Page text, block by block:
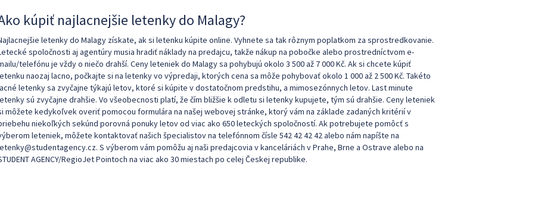
kúpiť najlacnejšie letenky do Malagy?
letenky do Malagy získate, ak si letenku kúpite online. Vyhnete sa tak rôznym poplatkom za sprostredkovanie.
spoločnosti aj agentúry musia hradiť náklady na predajcu, takže nákup na pobočke alebo prostredníctvom e-
telefónu je vždy o niečo drahší. Ceny leteniek do Malagy sa pohybujú okolo 3 500 až 7 000 Kč. Ak si chcete kúpiť
naozaj lacno, počkajte si na letenky vo výpredaji, ktorých cena sa môže pohybovať okolo 1 000 až 2 500 Kč. Takéto
letenky sa zvyčajne týkajú letov, ktoré si kúpite v dostatočnom predstihu, a mimosezónnych letov. Last minute
sú zvyčajne drahšie. Vo všeobecnosti platí, že čím bližšie k odletu si letenky kupujete, tým sú drahšie. Ceny leteniek
môžete kedykoľvek overiť pomocou formulára na našej webovej stránke, ktorý vám na základe zadaných kritérií v
niekoľkých sekúnd porovná ponuky letov od viac ako 650 leteckých spoločností. Ak potrebujete pomôcť s
leteniek, môžete kontaktovať našich špecialistov na telefónnom čísle 542 42 42 42 alebo nám napíšte na
S výberom vám pomôžu aj naši predajcovia v kanceláriách v Prahe, Brne a Ostrave alebo na
AGENCY/RegioJet Pointoch na viac ako 30 miestach po celej Českej republike.